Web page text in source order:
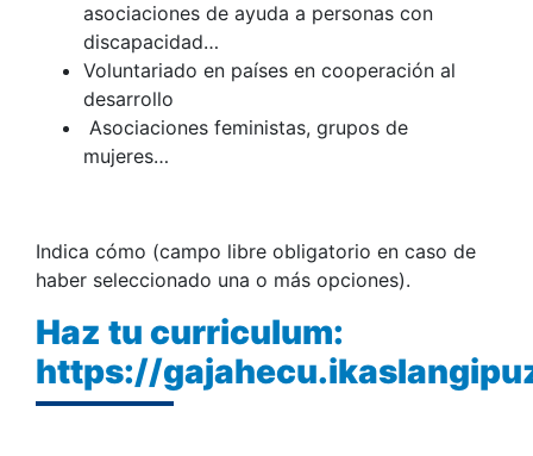
asociaciones de ayuda a personas con
discapacidad…
Voluntariado en países en cooperación al
desarrollo
Asociaciones feministas, grupos de
mujeres…
Indica cómo (campo libre obligatorio en caso de
haber seleccionado una o más opciones).
Haz tu curriculum:
https://